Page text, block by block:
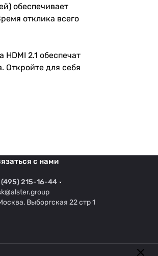
обеспечивает
отклика всего
2.1 обеспечат
Откройте для себя
с нами
(495) 215-16-44
Выборгская 22 стр 1